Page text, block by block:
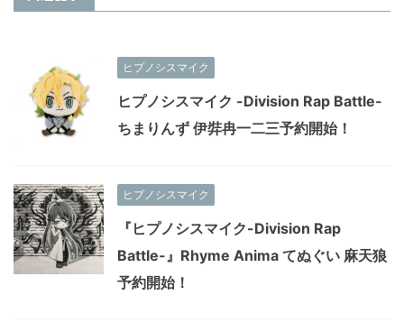
ヒプノシスマイク
ヒプノシスマイク -Division Rap Battle-
ちまりんず 伊弉冉一二三予約開始！
ヒプノシスマイク
『ヒプノシスマイク-Division Rap
Battle-』Rhyme Anima てぬぐい 麻天狼
予約開始！